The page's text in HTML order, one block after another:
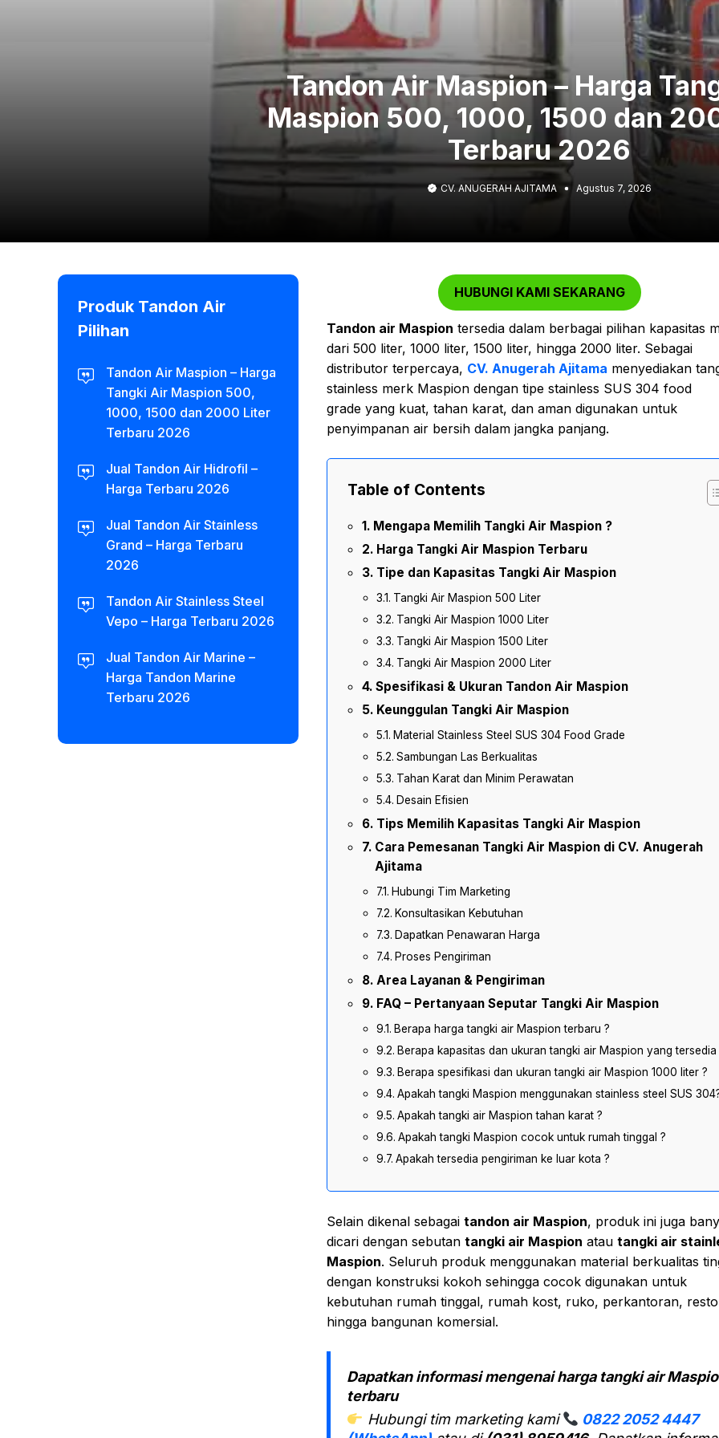
Tandon Air Maspion – Harga
Maspion 500, 1000, 1500 dan
Terbaru 2026
CV. ANUGERAH AJITAMA Agustus 7, 2026
HUBUNGI KAMI SEKARANG
Tandon air Maspion tersedia dalam berbagai pilihan kapasitas
dari 500 liter, 1000 liter, 1500 liter, hingga 2000 liter. Sebagai
distributor terpercaya, CV. Anugerah Ajitama menyediakan
stainless merk Maspion dengan tipe stainless SUS 304 food
grade yang kuat, tahan karat, dan aman digunakan untuk
penyimpanan air bersih dalam jangka panjang.
Table of Contents
Mengapa Memilih Tangki Air Maspion ?
Harga Tangki Air Maspion Terbaru
Tipe dan Kapasitas Tangki Air Maspion
Tangki Air Maspion 500 Liter
Tangki Air Maspion 1000 Liter
Tangki Air Maspion 1500 Liter
Tangki Air Maspion 2000 Liter
Spesifikasi & Ukuran Tandon Air Maspion
Keunggulan Tangki Air Maspion
Material Stainless Steel SUS 304 Food Grade
Sambungan Las Berkualitas
Tahan Karat dan Minim Perawatan
Desain Efisien
Tips Memilih Kapasitas Tangki Air Maspion
Cara Pemesanan Tangki Air Maspion di CV. Anugerah
Ajitama
Hubungi Tim Marketing
Konsultasikan Kebutuhan
Dapatkan Penawaran Harga
Proses Pengiriman
Area Layanan & Pengiriman
FAQ – Pertanyaan Seputar Tangki Air Maspion
Berapa harga tangki air Maspion terbaru ?
Berapa kapasitas dan ukuran tangki air Maspion yang tersedia
Berapa spesifikasi dan ukuran tangki air Maspion 1000 liter ?
Apakah tangki Maspion menggunakan stainless steel SUS
Apakah tangki air Maspion tahan karat ?
Apakah tangki Maspion cocok untuk rumah tinggal ?
Apakah tersedia pengiriman ke luar kota ?
Selain dikenal sebagai tandon air Maspion, produk ini juga
dicari dengan sebutan tangki air Maspion atau tangki air
Maspion. Seluruh produk menggunakan material berkualitas
dengan konstruksi kokoh sehingga cocok digunakan untuk
kebutuhan rumah tinggal, rumah kost, ruko, perkantoran,
hingga bangunan komersial.
Dapatkan informasi mengenai harga tangki air
terbaru
Hubungi tim marketing kami
0822 2052 4447
Produk Tandon Air
Pilihan
Tandon Air Maspion – Harga
Tangki Air Maspion 500,
1000, 1500 dan 2000 Liter
Terbaru 2026
Jual Tandon Air Hidrofil –
Harga Terbaru 2026
Jual Tandon Air Stainless
Grand – Harga Terbaru
2026
Tandon Air Stainless Steel
Vepo – Harga Terbaru 2026
Jual Tandon Air Marine –
Harga Tandon Marine
Terbaru 2026